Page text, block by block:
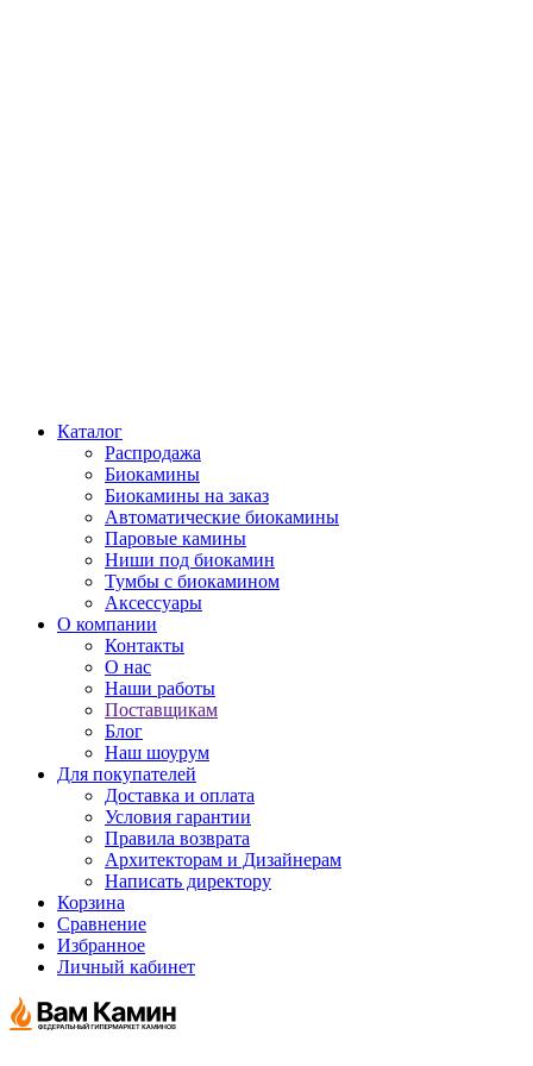
Каталог
Распродажа
Биокамины
Биокамины на заказ
Автоматические биокамины
Паровые камины
Ниши под биокамин
Тумбы с биокамином
Аксессуары
О компании
Контакты
О нас
Наши работы
Поставщикам
Блог
Наш шоурум
Для покупателей
Доставка и оплата
Условия гарантии
Правила возврата
Архитекторам и Дизайнерам
Написать директору
Корзина
Сравнение
Избранное
Личный кабинет